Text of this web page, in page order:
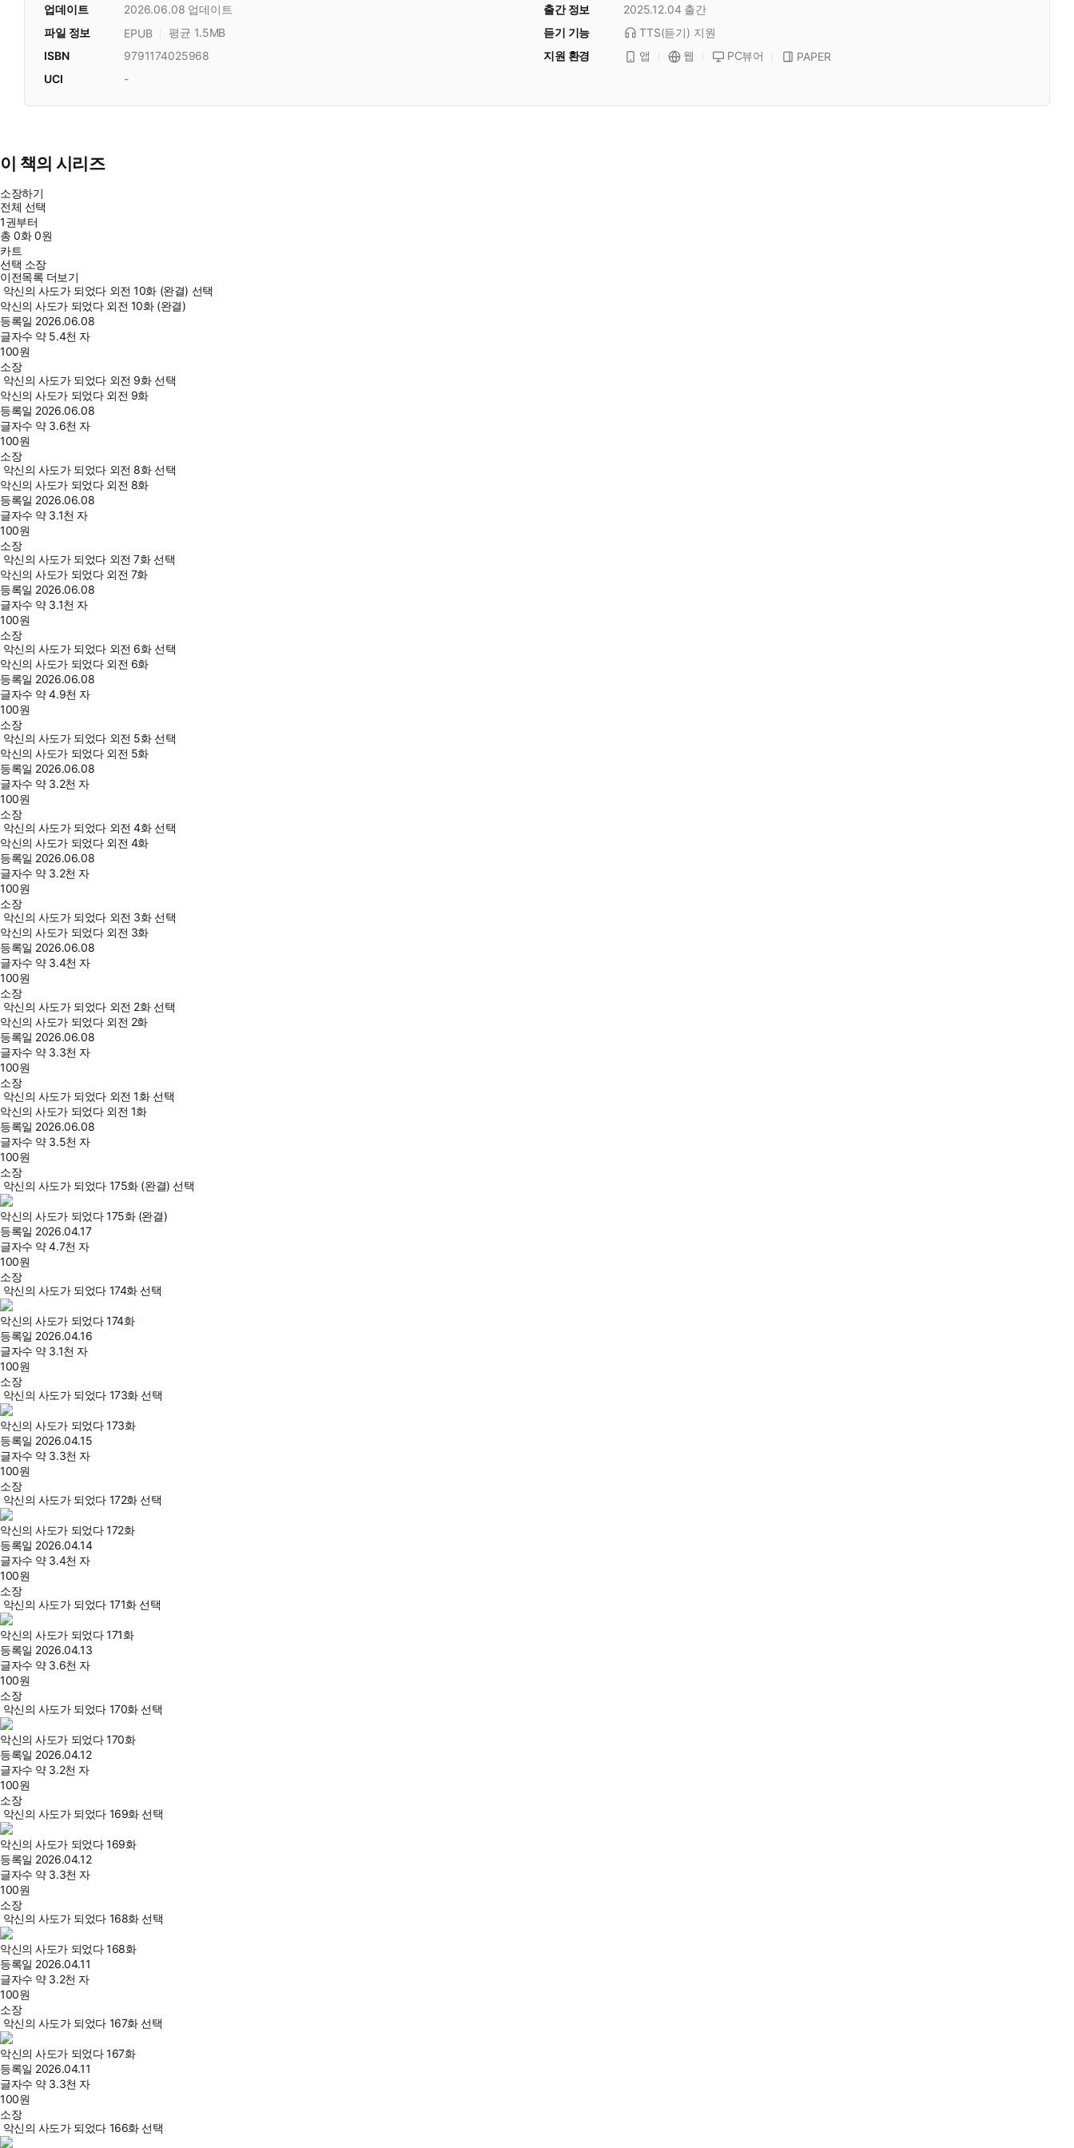
업데이트 2026.06.08 업데이트 출간 정보 2025.12.04 출간
듣기 기능
TTS(듣기) 지원
파일 정보 EPUB
평균 1.5MB
지원 환경
앱 웹 PC뷰어 PAPER
ISBN
9791174025968
UCI
-
이 책의 시리즈
소장하기
전체 선택
1권부터
총0화0원
카트
선택 소장
이전목록 더보기
악신의 사도가 되었다 외전 10화 (완결) 선택
악신의 사도가 되었다 외전 10화 (완결)
등록일 2026.06.08
글자수 약 5.4천 자
100원
소장
악신의 사도가 되었다 외전 9화 선택
악신의 사도가 되었다 외전 9화
등록일 2026.06.08
글자수 약 3.6천 자
100원
소장
악신의 사도가 되었다 외전 8화 선택
악신의 사도가 되었다 외전 8화
등록일 2026.06.08
글자수 약 3.1천 자
100원
소장
악신의 사도가 되었다 외전 7화 선택
악신의 사도가 되었다 외전 7화
등록일 2026.06.08
글자수 약 3.1천 자
100원
소장
악신의 사도가 되었다 외전 6화 선택
악신의 사도가 되었다 외전 6화
등록일 2026.06.08
글자수 약 4.9천 자
100원
소장
악신의 사도가 되었다 외전 5화 선택
악신의 사도가 되었다 외전 5화
등록일 2026.06.08
글자수 약 3.2천 자
100원
소장
악신의 사도가 되었다 외전 4화 선택
악신의 사도가 되었다 외전 4화
등록일 2026.06.08
글자수 약 3.2천 자
100원
소장
악신의 사도가 되었다 외전 3화 선택
악신의 사도가 되었다 외전 3화
등록일 2026.06.08
글자수 약 3.4천 자
100원
소장
악신의 사도가 되었다 외전 2화 선택
악신의 사도가 되었다 외전 2화
등록일 2026.06.08
글자수 약 3.3천 자
100원
소장
악신의 사도가 되었다 외전 1화 선택
악신의 사도가 되었다 외전 1화
등록일 2026.06.08
글자수 약 3.5천 자
100원
소장
악신의 사도가 되었다 175화 (완결) 선택
악신의 사도가 되었다 175화 (완결)
등록일 2026.04.17
글자수 약 4.7천 자
100원
소장
악신의 사도가 되었다 174화 선택
악신의 사도가 되었다 174화
등록일 2026.04.16
글자수 약 3.1천 자
100원
소장
악신의 사도가 되었다 173화 선택
악신의 사도가 되었다 173화
등록일 2026.04.15
글자수 약 3.3천 자
100원
소장
악신의 사도가 되었다 172화 선택
악신의 사도가 되었다 172화
등록일 2026.04.14
글자수 약 3.4천 자
100원
소장
악신의 사도가 되었다 171화 선택
악신의 사도가 되었다 171화
등록일 2026.04.13
글자수 약 3.6천 자
100원
소장
악신의 사도가 되었다 170화 선택
악신의 사도가 되었다 170화
등록일 2026.04.12
글자수 약 3.2천 자
100원
소장
악신의 사도가 되었다 169화 선택
악신의 사도가 되었다 169화
등록일 2026.04.12
글자수 약 3.3천 자
100원
소장
악신의 사도가 되었다 168화 선택
악신의 사도가 되었다 168화
등록일 2026.04.11
글자수 약 3.2천 자
100원
소장
악신의 사도가 되었다 167화 선택
악신의 사도가 되었다 167화
등록일 2026.04.11
글자수 약 3.3천 자
100원
소장
악신의 사도가 되었다 166화 선택